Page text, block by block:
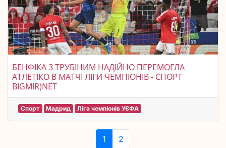
БЕНФІКА З ТРУБІНИМ НАДІЙНО ПЕРЕМОГЛА
АТЛЕТІКО В МАТЧІ ЛІГИ ЧЕМПІОНІВ - СПОРТ
BIGMIR)NET
Спорт Мадрид Ліга чемпіонів УЄФА
1 2